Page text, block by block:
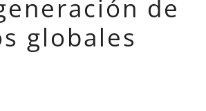
de
globales